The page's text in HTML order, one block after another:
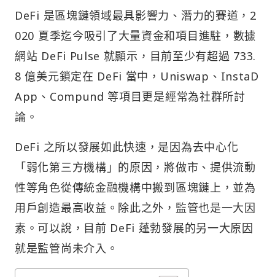
DeFi 是區塊鏈領域最具影響力、潛力的賽道，2
020 夏季迄今吸引了大量資金和項目進駐，數據
網站 DeFi Pulse 就顯示，目前至少有超過 733.
8 億美元鎖定在 DeFi 當中，Uniswap、InstaD
App、Compund 等項目更是經常為社群所討
論。
DeFi 之所以發展如此快速，是因為去中心化
「弱化第三方機構」的原因，將做市、提供流動
性等角色從傳統金融機構中搬到區塊鏈上，並為
用戶創造最高收益。除此之外，監管也是一大因
素。可以說，目前 DeFi 蓬勃發展的另一大原因
就是監管尚未介入。